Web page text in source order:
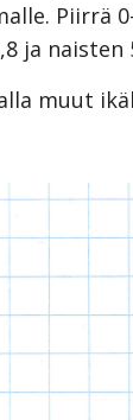
Piirrä
ja naisten
muut